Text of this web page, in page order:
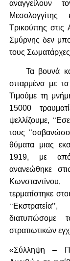
αναγγείλουν
Μεσολογγίτης
Τρικούπης στις
Σμύρνης δεν
τους
Τα βουνά και
σπαρμένα με
Τιμούμε τη
15000
ψελλίζουμε,
τους
θύματα μιας
1919, με
ανανεώθηκε
τερματίστηκε
διατυπώσομε
στρατιωτικών
«Σύλληψη –